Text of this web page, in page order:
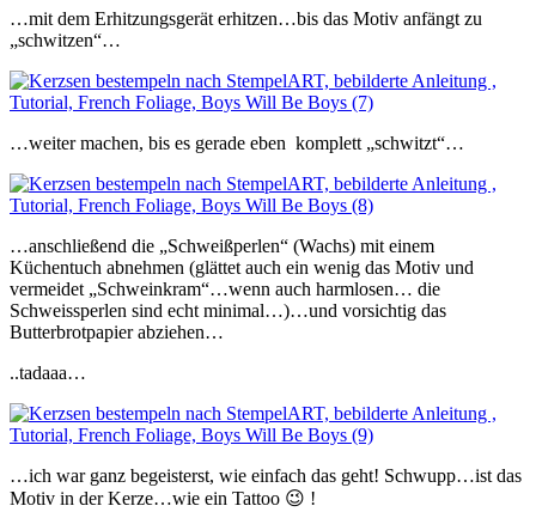
…mit dem Erhitzungsgerät erhitzen…bis das Motiv anfängt zu
„schwitzen“…
…weiter machen, bis es gerade eben komplett „schwitzt“…
…anschließend die „Schweißperlen“ (Wachs) mit einem
Küchentuch abnehmen (glättet auch ein wenig das Motiv und
vermeidet „Schweinkram“…wenn auch harmlosen… die
Schweissperlen sind echt minimal…)…und vorsichtig das
Butterbrotpapier abziehen…
..tadaaa…
…ich war ganz begeisterst, wie einfach das geht! Schwupp…ist das
Motiv in der Kerze…wie ein Tattoo 😉 !